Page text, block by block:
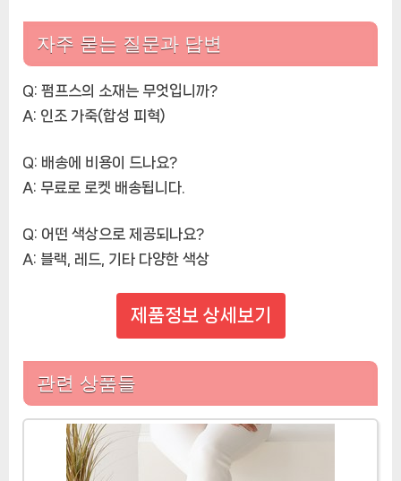
자주 묻는 질문과 답변
Q: 펌프스의 소재는 무엇입니까?
A: 인조 가죽(합성 피혁)
Q: 배송에 비용이 드나요?
A: 무료로 로켓 배송됩니다.
Q: 어떤 색상으로 제공되나요?
A: 블랙, 레드, 기타 다양한 색상
제품정보 상세보기
관련 상품들